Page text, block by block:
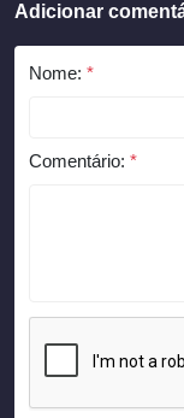
Adicionar
Nome: *
Comentário: *